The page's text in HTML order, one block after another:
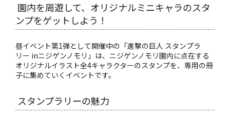
園内を周遊して、オリジナルミニキャラのスタ
ンプをゲットしよう！
昼イベント第1弾として開催中の「進撃の巨人 スタンプラ
リー inニジゲンノモリ」は、ニジゲンノモリ園内に点在する
オリジナルイラスト全4キャラクターのスタンプを、専用の冊
子に集めていくイベントです。
スタンプラリーの魅力